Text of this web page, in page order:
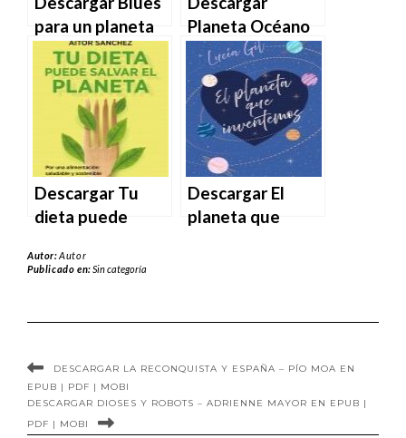
para un planeta
azul – Juan Fueyo
en EPUB | PDF |
MOBI
Planeta Océano
de Javier Peláez
en EPUB | PDF |
MOBI
Descargar Tu
dieta puede
de Aitor Sánchez
Descargar El
planeta que
Autor:Autor
Publicado en:Sin categoría
DESCARGAR LA RECONQUISTA Y ESPAÑA – PÍO MOA EN
EPUB | PDF | MOBI
DESCARGAR DIOSES Y ROBOTS – ADRIENNE MAYOR EN EPUB |
PDF | MOBI